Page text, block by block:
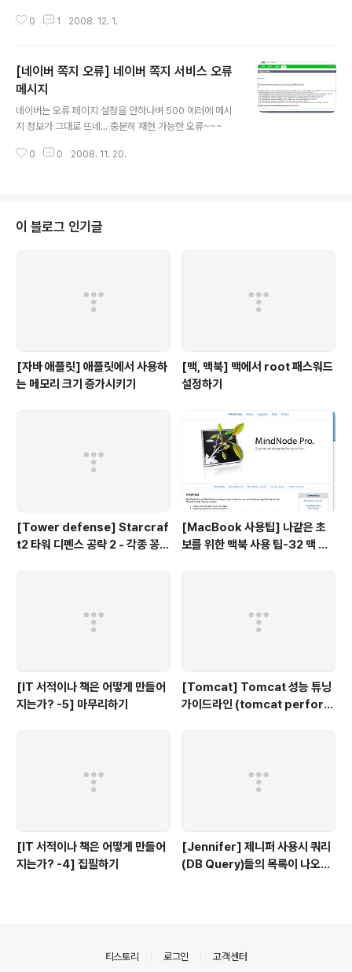
트웨어를 개발하는 방법. 황책임님, 정룡, 재혁 고생하셨습
없는 것 같다. 몇권 줄지 모르겠는데... 책 나오면 누구 한권
드릴까? ^^;
0 1 2008. 12. 1.
[네이버 쪽지 오류] 네이버 쪽지 서비스 오류
메시지
네이버는 오류 페이지 설정을 안하나벼 500 에러에 메시
지 정보가 그대로 뜨네... 충분히 재현 가능한 오류~~~
0 0 2008. 11. 20.
이 블로그 인기글
[자바 애플릿] 애플릿에서 사용하
는 메모리 크기 증가시키기
[맥, 맥북] 맥에서 root 패스워드
설정하기
[Tower defense] Starcraf
t2 타워 디펜스 공략 2 - 각종 꽁수
[MacBook 사용팁] 나같은 초
보를 위한 맥북 사용 팁-32 맥 사
[IT 서적이나 책은 어떻게 만들어
지는가? -5] 마무리하기
[Tomcat] Tomcat 성능 튜닝
가이드라인 (tomcat perform
[IT 서적이나 책은 어떻게 만들어
지는가? -4] 집필하기
[Jennifer] 제니퍼 사용시 쿼리
(DB Query)들의 목록이 나오지
티스토리 로그인 고객센터